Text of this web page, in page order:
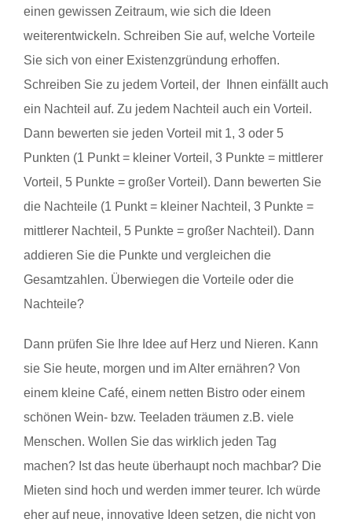
einen gewissen Zeitraum, wie sich die Ideen
weiterentwickeln. Schreiben Sie auf, welche Vorteile
Sie sich von einer Existenzgründung erhoffen.
Schreiben Sie zu jedem Vorteil, der Ihnen einfällt auch
ein Nachteil auf. Zu jedem Nachteil auch ein Vorteil.
Dann bewerten sie jeden Vorteil mit 1, 3 oder 5
Punkten (1 Punkt = kleiner Vorteil, 3 Punkte = mittlerer
Vorteil, 5 Punkte = großer Vorteil). Dann bewerten Sie
die Nachteile (1 Punkt = kleiner Nachteil, 3 Punkte =
mittlerer Nachteil, 5 Punkte = großer Nachteil). Dann
addieren Sie die Punkte und vergleichen die
Gesamtzahlen. Überwiegen die Vorteile oder die
Nachteile?
Dann prüfen Sie Ihre Idee auf Herz und Nieren. Kann
sie Sie heute, morgen und im Alter ernähren? Von
einem kleine Café, einem netten Bistro oder einem
schönen Wein- bzw. Teeladen träumen z.B. viele
Menschen. Wollen Sie das wirklich jeden Tag
machen? Ist das heute überhaupt noch machbar? Die
Mieten sind hoch und werden immer teurer. Ich würde
eher auf neue, innovative Ideen setzen, die nicht von